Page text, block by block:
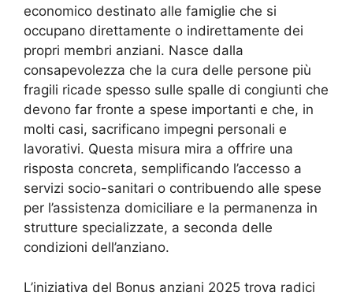
economico destinato alle famiglie che si
occupano direttamente o indirettamente dei
propri membri anziani. Nasce dalla
consapevolezza che la cura delle persone più
fragili ricade spesso sulle spalle di congiunti che
devono far fronte a spese importanti e che, in
molti casi, sacrificano impegni personali e
lavorativi. Questa misura mira a offrire una
risposta concreta, semplificando l’accesso a
servizi socio-sanitari o contribuendo alle spese
per l’assistenza domiciliare e la permanenza in
strutture specializzate, a seconda delle
condizioni dell’anziano.
L’iniziativa del Bonus anziani 2025 trova radici